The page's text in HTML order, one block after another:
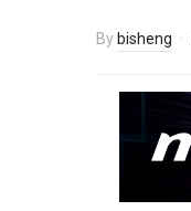
By bisheng